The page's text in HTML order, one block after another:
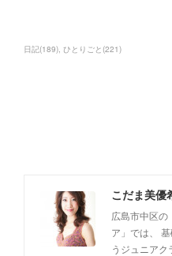
日記(189) ひとりごと (221)
広島市中区の
ア」では、
うジュニア